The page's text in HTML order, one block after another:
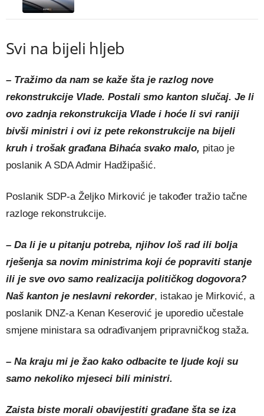
Svi na bijeli hljeb
– Tražimo da nam se kaže šta je razlog nove
rekonstrukcije Vlade. Postali smo kanton slučaj. Je li
ovo zadnja rekonstrukcija Vlade i hoće li svi raniji
bivši ministri i ovi iz pete rekonstrukcije na bijeli
kruh i trošak građana Bihaća svako malo, pitao je
poslanik A SDA Admir Hadžipašić.
Poslanik SDP-a Željko Mirković je također tražio tačne
razloge rekonstrukcije.
– Da li je u pitanju potreba, njihov loš rad ili bolja
rješenja sa novim ministrima koji će popraviti stanje
ili je sve ovo samo realizacija političkog dogovora?
Naš kanton je neslavni rekorder, istakao je Mirković, a
poslanik DNZ-a Kenan Keserović je uporedio učestale
smjene ministara sa odrađivanjem pripravničkog staža.
– Na kraju mi je žao kako odbacite te ljude koji su
samo nekoliko mjeseci bili ministri.
Zaista biste morali obavijestiti građane šta se iza